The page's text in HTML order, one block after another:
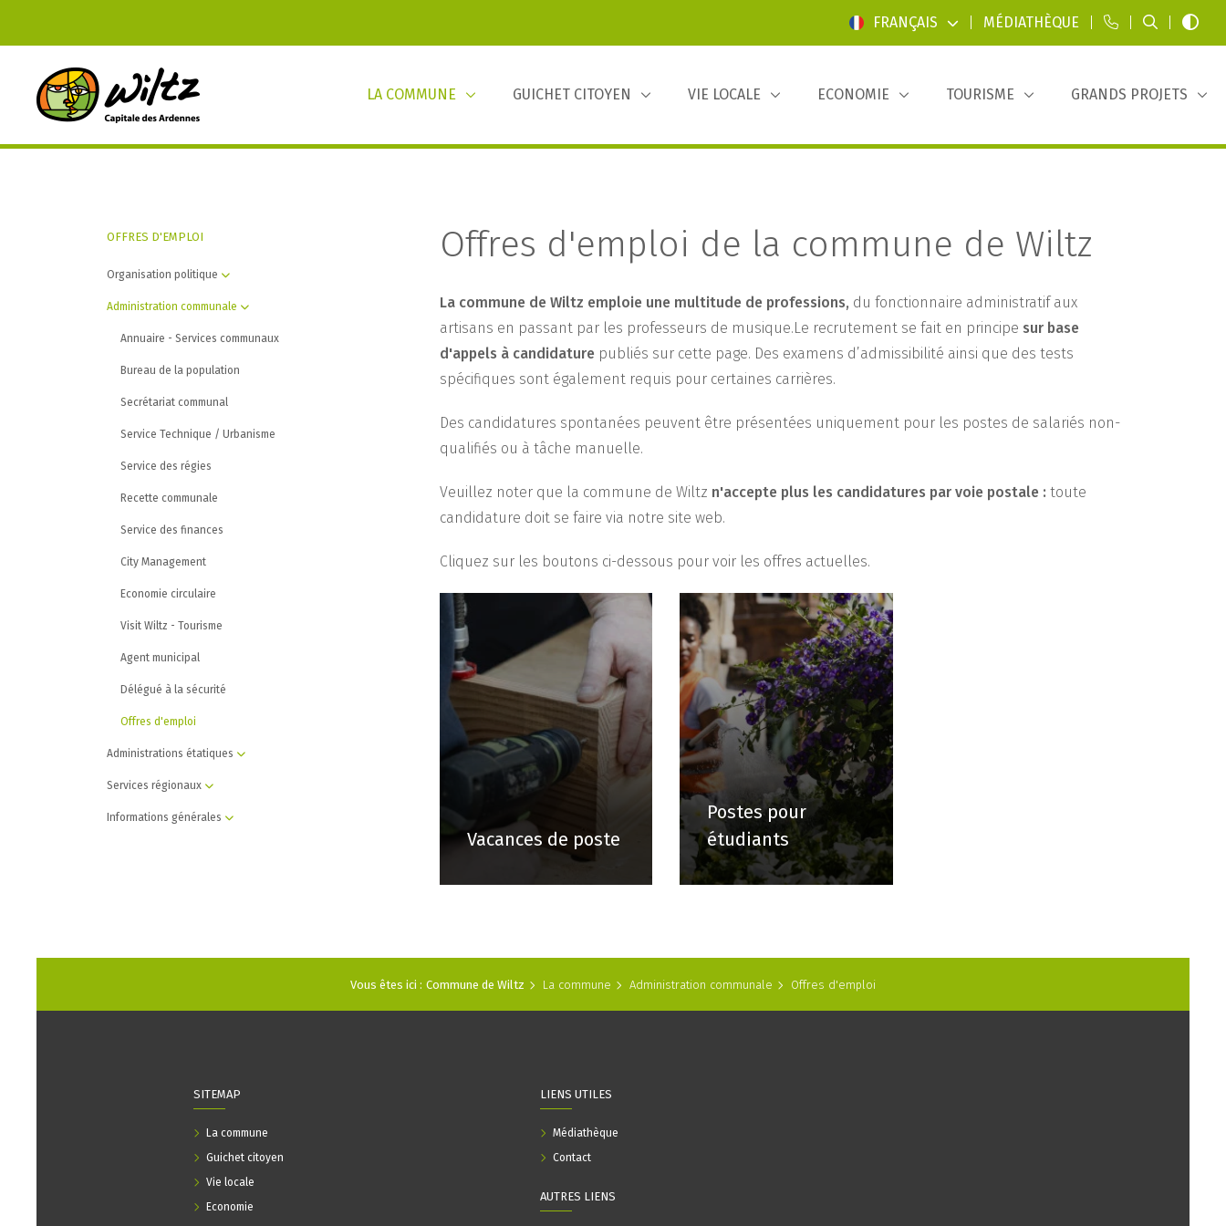
FRANÇAIS MÉDIATHÈQUE
LA COMMUNE GUICHET CITOYEN VIE LOCALE ECONOMIE TOURISME GRANDS PROJETS
OFFRES D'EMPLOI
Organisation politique
Administration communale
Annuaire - Services communaux
Bureau de la population
Secrétariat communal
Service Technique / Urbanisme
Service des régies
Recette communale
Service des finances
City Management
Economie circulaire
Visit Wiltz - Tourisme
Agent municipal
Délégué à la sécurité
Offres d'emploi
Administrations étatiques
Services régionaux
Informations générales
Offres d'emploi de la commune de Wiltz
La commune de Wiltz emploie une multitude de professions, du fonctionnaire administratif aux
artisans en passant par les professeurs de musique.Le recrutement se fait en principe sur base
d'appels à candidature publiés sur cette page. Des examens d’admissibilité ainsi que des tests
spécifiques sont également requis pour certaines carrières.
Des candidatures spontanées peuvent être présentées uniquement pour les postes de salariés non-
qualifiés ou à tâche manuelle.
Veuillez noter que la commune de Wiltz n'accepte plus les candidatures par voie postale : toute
candidature doit se faire via notre site web.
Cliquez sur les boutons ci-dessous pour voir les offres actuelles.
Vacances de poste
Postes pour
étudiants
Vous êtes ici : Commune de Wiltz La commune Administration communale Offres d'emploi
SITEMAP
La commune
Guichet citoyen
Vie locale
Economie
LIENS UTILES
Médiathèque
Contact
AUTRES LIENS